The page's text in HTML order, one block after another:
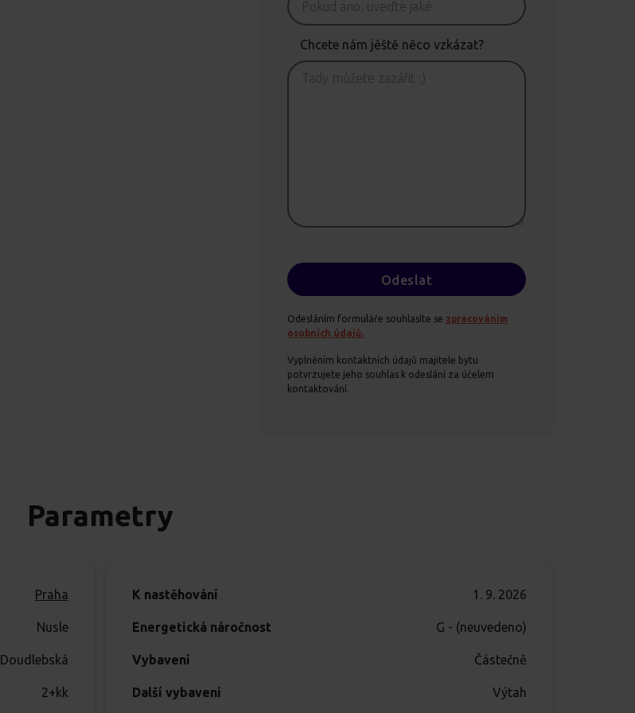
Chcete nám jěště něco vzkázat?
Odesláním formuláře souhlasíte se zpracováním
osobních údajů.
Vyplněním kontaktních údajů majitele bytu
potvrzujete jeho souhlas k odeslání za účelem
kontaktování.
Parametry
Praha
Nusle
Doudlebská
2+kk
K nastěhování 1. 9. 2026
Energetická náročnost G - (neuvedeno)
Vybavení Částečně
Další vybavení Výtah